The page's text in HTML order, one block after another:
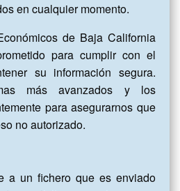
en cualquier momento.
de Baja California
para cumplir con el
su información segura.
más avanzados y los
para asegurarnos que
no autorizado.
a un fichero que es enviado